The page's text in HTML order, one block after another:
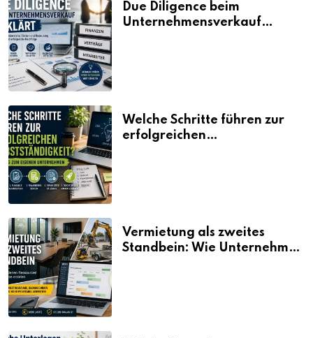
Due Diligence beim
Unternehmensverkauf
Welche Schritte führen zur
erfolgreichen
Vermietung als zweites
Standbein: Wie Unternehmen